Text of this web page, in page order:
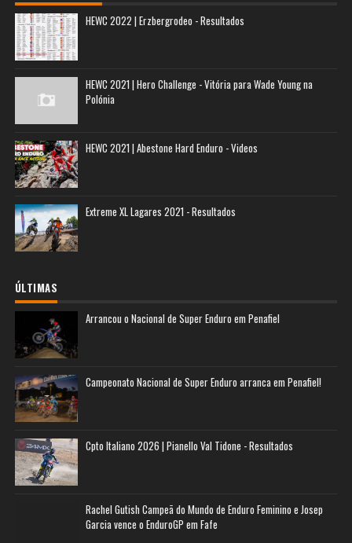
HEWC 2022 | Erzbergrodeo - Resultados
HEWC 2021 | Hero Challenge - Vitória para Wade Young na
Polónia
HEWC 2021 | Abestone Hard Enduro - Videos
Extreme XL Lagares 2021 - Resultados
ÚLTIMAS
Arrancou o Nacional de Super Enduro em Penafiel
Campeonato Nacional de Super Enduro arranca em Penafiel!
Cpto Italiano 2026 | Pianello Val Tidone - Resultados
Rachel Gutish Campeã do Mundo de Enduro Feminino e Josep
Garcia vence o EnduroGP em Fafe